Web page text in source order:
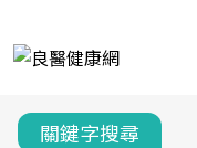
關鍵字搜尋